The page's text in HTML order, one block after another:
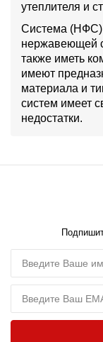
утеплителя и
Система (НФС)
нержавеющей
также иметь
имеют
материала и
систем имеет
недостатки.